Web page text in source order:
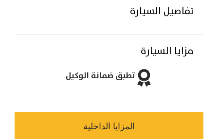
تفاصيل السيارة
مزايا السيارة
تطبق ضمانة الوكيل
المزايا الداخلية